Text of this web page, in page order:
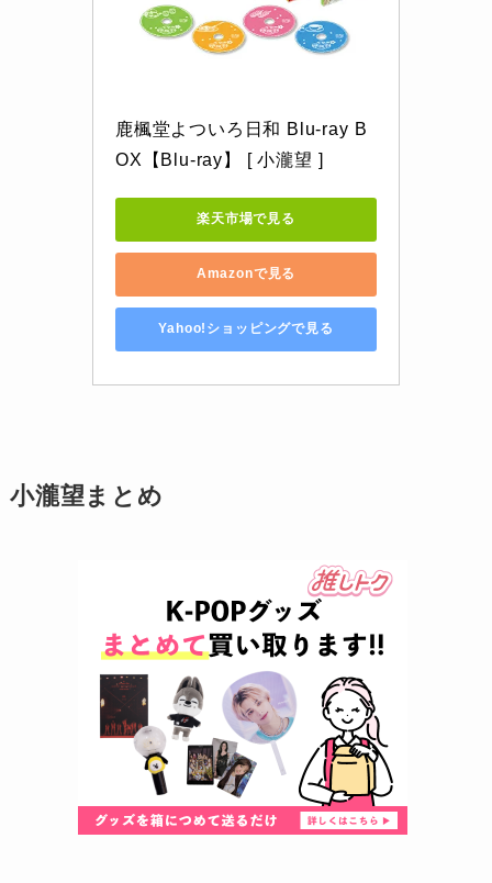
鹿楓堂よついろ日和 Blu-ray B
OX【Blu-ray】 [ 小瀧望 ]
楽天市場で見る
Amazonで見る
Yahoo!ショッピングで見る
小瀧望まとめ